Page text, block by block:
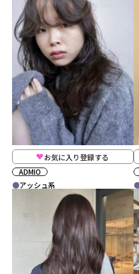
お気に入り登録する
ADMIO
アッシュ系